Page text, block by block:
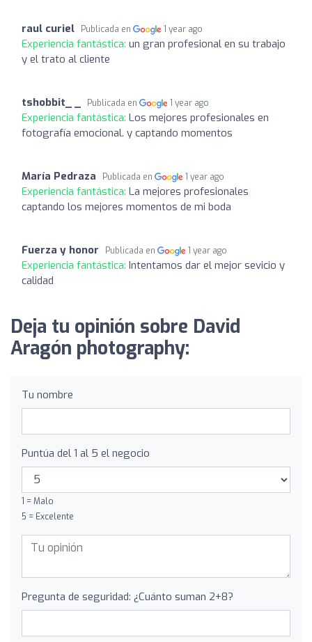
raul curiel Publicada en 1 year ago
Experiencia fantástica: un gran profesional en su trabajo
y el trato al cliente
tshobbit_ _ Publicada en 1 year ago
Experiencia fantástica: Los mejores profesionales en
fotografía emocional. y captando momentos
María Pedraza Publicada en 1 year ago
Experiencia fantástica: La mejores profesionales
captando los mejores momentos de mi boda
Fuerza y honor Publicada en 1 year ago
Experiencia fantástica: Intentamos dar el mejor sevicio y
calidad
Deja tu opinión sobre David
Aragón photography:
Tu nombre
Puntúa del 1 al 5 el negocio
1 = Malo
5 = Excelente
Pregunta de seguridad: ¿Cuánto suman 2+8?